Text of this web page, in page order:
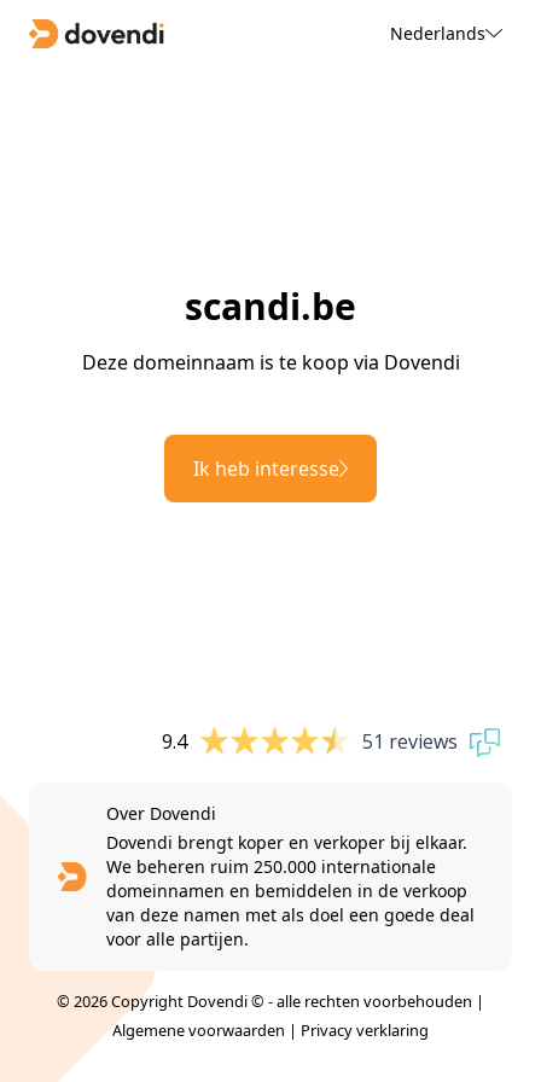
Nederlands
scandi.be
Deze domeinnaam is te koop via Dovendi
Ik heb interesse
9.4 51 reviews
Over Dovendi
Dovendi brengt koper en verkoper bij elkaar.
We beheren ruim 250.000 internationale
domeinnamen en bemiddelen in de verkoop
van deze namen met als doel een goede deal
voor alle partijen.
© 2026 Copyright Dovendi © - alle rechten voorbehouden |
Algemene voorwaarden | Privacy verklaring